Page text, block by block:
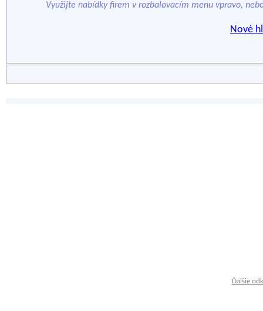
Využijte nabídky firem v rozbalovacím menu vpravo,
Nové
Ďalšie